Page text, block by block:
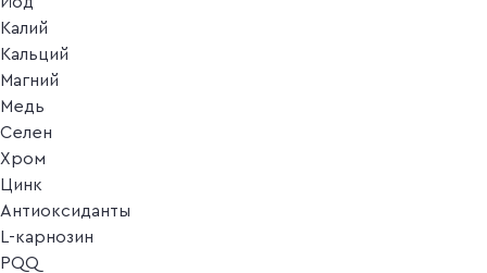
Калий
Кальций
Магний
Медь
Селен
Хром
Цинк
Антиоксиданты
L-карнозин
PQQ